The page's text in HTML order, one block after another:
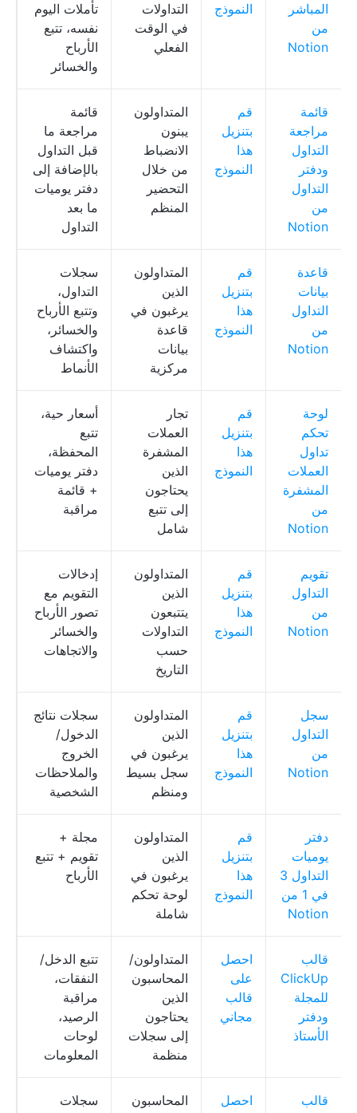
المباشر
من
Notion
النموذج
التداولات
في الوقت
الفعلي
تأملات اليوم
نفسه، تتبع
الأرباح
والخسائر
قائمة
مراجعة
التداول
ودفتر
التداول
من
Notion
قم
بتنزيل
هذا
النموذج
المتداولون
يبنون
الانضباط
من خلال
التحضير
المنظم
قائمة
مراجعة ما
قبل التداول
بالإضافة إلى
دفتر يوميات
ما بعد
التداول
قاعدة
بيانات
التداول
من
Notion
قم
بتنزيل
هذا
النموذج
المتداولون
الذين
يرغبون في
قاعدة
بيانات
مركزية
سجلات
التداول،
وتتبع الأرباح
والخسائر،
واكتشاف
الأنماط
لوحة
تحكم
تداول
العملات
المشفرة
من
Notion
قم
بتنزيل
هذا
النموذج
تجار
العملات
المشفرة
الذين
يحتاجون
إلى تتبع
شامل
أسعار حية،
تتبع
المحفظة،
دفتر يوميات
+ قائمة
مراقبة
تقويم
التداول
من
Notion
قم
بتنزيل
هذا
النموذج
المتداولون
الذين
يتتبعون
التداولات
حسب
التاريخ
إدخالات
التقويم مع
تصور الأرباح
والخسائر
والاتجاهات
سجل
التداول
من
Notion
قم
بتنزيل
هذا
النموذج
المتداولون
الذين
يرغبون في
سجل بسيط
ومنظم
سجلات نتائج
الدخول/
الخروج
والملاحظات
الشخصية
دفتر
يوميات
التداول 3
في 1 من
Notion
قم
بتنزيل
هذا
النموذج
المتداولون
الذين
يرغبون في
لوحة تحكم
شاملة
مجلة +
تقويم + تتبع
الأرباح
قالب
ClickUp
للمجلة
ودفتر
الأستاذ
احصل
على
قالب
مجاني
المتداولون/
المحاسبون
الذين
يحتاجون
إلى سجلات
منظمة
تتبع الدخل/
النفقات،
مراقبة
الرصيد،
لوحات
المعلومات
قالب
احصل
المحاسبون
سجلات